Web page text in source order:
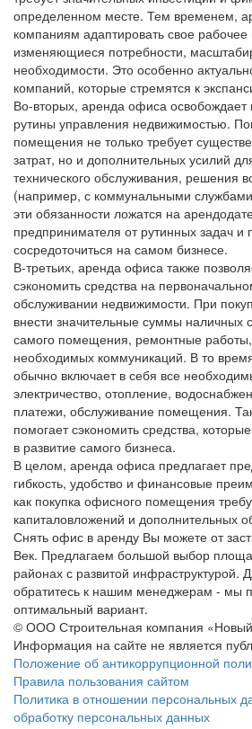
определенном месте. Тем временем,
компаниям адаптировать свое рабочее
изменяющиеся потребности,
необходимости. Это особенно
компаний, которые стремятся к
Во-вторых, аренда офиса освобождает
рутины управления недвижимостью.
помещения не только требует
затрат, но и дополнительных усилий
технического обслуживания, решения
(например, с коммунальными
эти обязанности ложатся на
предпринимателя от рутинных задач и
сосредоточиться на самом бизнесе.
В-третьих, аренда офиса также
сэкономить средства на
обслуживании недвижимости. При
внести значительные суммы наличных
самого помещения, ремонтные
необходимых коммуникаций. В то
обычно включает в себя все
электричество, отопление,
платежи, обслуживание помещения.
помогает сэкономить средства,
в развитие самого бизнеса.
В целом, аренда офиса предлагает
гибкость, удобство и финансовые
как покупка офисного помещения
капиталовложений и дополнительных
Снять офис в аренду Вы можете от
Век. Предлагаем большой выбор
районах с развитой инфраструктурой.
обратитесь к нашим менеджерам - мы
оптимальный вариант.
© ООО Строительная компания
Информация на сайте не является
Положение об антикоррупционной
Правила пользования сайтом
Политика в отношении персональных
обработку персональных данных